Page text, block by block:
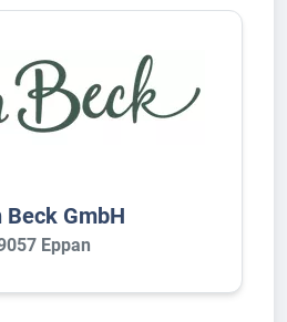
Beck GmbH
Eppan